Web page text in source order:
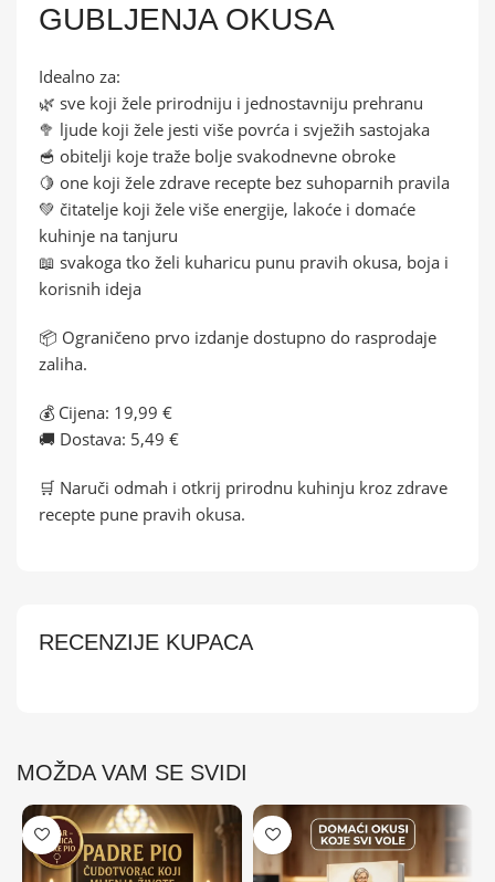
GUBLJENJA OKUSA
Idealno za:
🌿 sve koji žele prirodniju i jednostavniju prehranu
🥦 ljude koji žele jesti više povrća i svježih sastojaka
🥣 obitelji koje traže bolje svakodnevne obroke
🍋 one koji žele zdrave recepte bez suhoparnih pravila
💚 čitatelje koji žele više energije, lakoće i domaće
kuhinje na tanjuru
📖 svakoga tko želi kuharicu punu pravih okusa, boja i
korisnih ideja
📦 Ograničeno prvo izdanje dostupno do rasprodaje
zaliha.
💰 Cijena: 19,99 €
🚚 Dostava: 5,49 €
🛒 Naruči odmah i otkrij prirodnu kuhinju kroz zdrave
recepte pune pravih okusa.
RECENZIJE KUPACA
MOŽDA VAM SE SVIDI